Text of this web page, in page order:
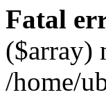
Fatal
($array)
/home/